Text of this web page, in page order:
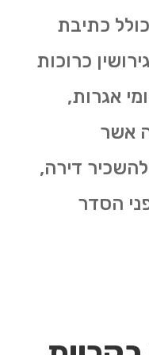
15,000 ₪ כולל כתיבת
כרוכות
אגרות,
אשר
דירה,
הסדר